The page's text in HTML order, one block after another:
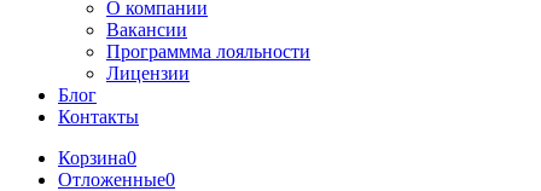
О компании
Вакансии
Программма лояльности
Лицензии
Блог
Контакты
Корзина0
Отложенные0